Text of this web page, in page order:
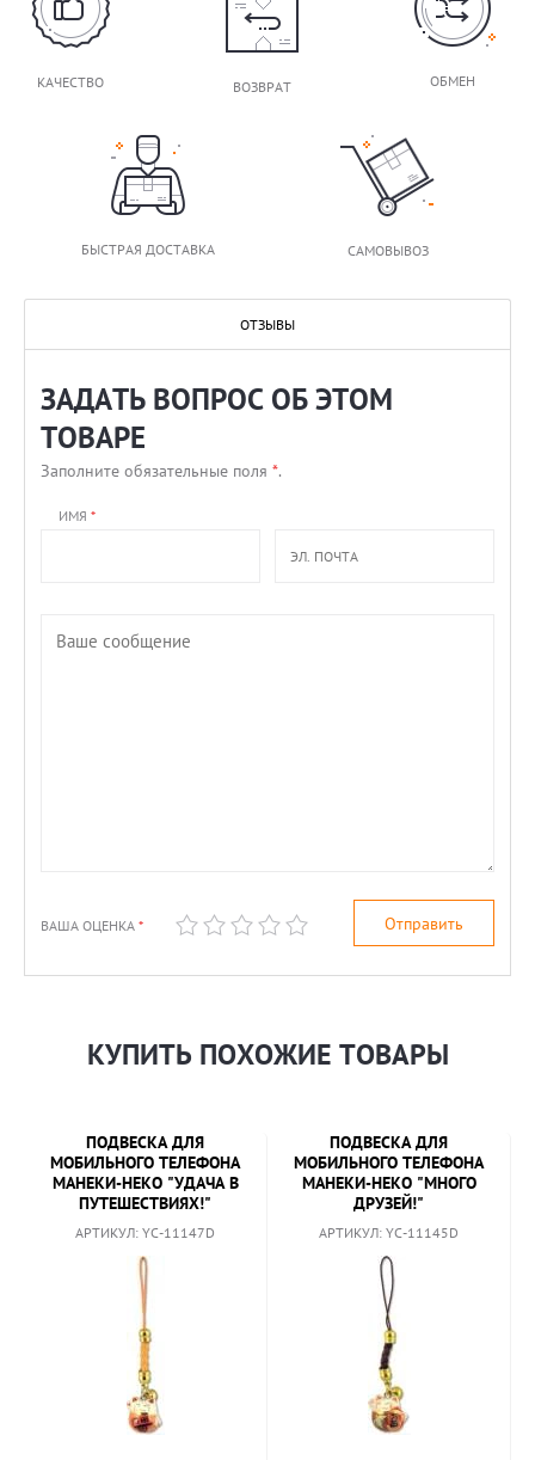
КАЧЕСТВО ВОЗВРАТ ОБМЕН
БЫСТРАЯ ДОСТАВКА САМОВЫВОЗ
ОТЗЫВЫ
ЗАДАТЬ ВОПРОС ОБ ЭТОМ
ТОВАРЕ
Заполните обязательные поля *.
ИМЯ *
ВАША ОЦЕНКА *
КУПИТЬ ПОХОЖИЕ ТОВАРЫ
ПОДВЕСКА ДЛЯ
МОБИЛЬНОГО ТЕЛЕФОНА
МАНЕКИ-НЕКО "УДАЧА В
ПУТЕШЕСТВИЯХ!"
АРТИКУЛ: YC-11147D
ПОДВЕСКА ДЛЯ
МОБИЛЬНОГО ТЕЛЕФОНА
МАНЕКИ-НЕКО "МНОГО
ДРУЗЕЙ!"
АРТИКУЛ: YC-11145D